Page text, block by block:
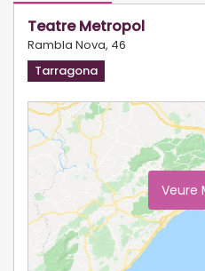
Teatre Metropol
Rambla Nova, 46
Tarragona
Veure